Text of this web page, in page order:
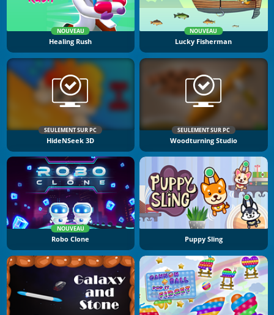
NOUVEAU
Healing Rush
NOUVEAU
Lucky Fisherman
SEULEMENT SUR PC
HideNSeek 3D
SEULEMENT SUR PC
Woodturning Studio
NOUVEAU
Robo Clone Puppy Sling